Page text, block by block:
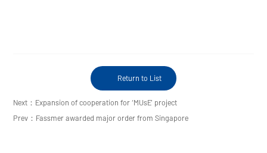
Return to List
Next：Expansion of cooperation for ‘MUsE’ project
Prev：Fassmer awarded major order from Singapore